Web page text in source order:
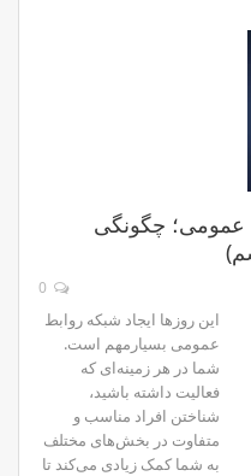
عمومی؛ چگونگی
این روزها ایجاد شبکه روابط
عمومی بسیارمهم است.
شما در هر زمینه‌ای که
فعالیت داشته باشید،‌
شناختن افراد مناسب و
متفاوت در بخش‌های مختلف
به شما کمک زیادی می‌کند تا